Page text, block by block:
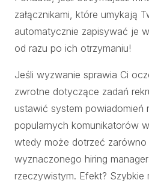
załącznikami, które umykają
automatycznie zapisywać je
od razu po ich otrzymaniu!
Jeśli wyzwanie sprawia Ci
zwrotne dotyczące zadań
ustawić system powiadomień
popularnych komunikatorów
wtedy może dotrzeć zarówno
wyznaczonego hiring
rzeczywistym. Efekt?